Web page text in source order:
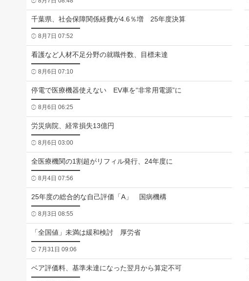
千葉県、社会保障関係経費が4.6％増 25年度決算
8月7日 07:52
看護など人材不足分野の就職件数、目標未達
8月6日 07:10
停電で医療機器使えない EV車を“非常用電源”に
8月6日 06:25
労災病院、経常損失13億円
8月6日 03:00
全医療機関の1割超がリフィル発行、24年度に
8月4日 07:56
25年度の総合的な自己評価「A」 国病機構
8月3日 08:55
「全国値」未満は緩和検討 厚労省
7月31日 09:06
ベア評価料、基準未達になった翌月から算定不可